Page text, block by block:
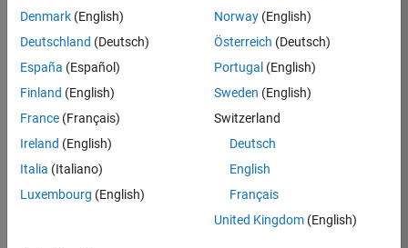
Poste:
36935-
Ingénierie
de
la
FR-
Denmark (English)
Deutschland (Deutsch)
España (Español)
Finland (English)
France (Français)
Ireland (English)
Italia (Italiano)
Luxembourg (English)
Norway(English)
Österreich (Deutsch)
Portugal (English)
Sweden (English)
Switzerland
Deutsch
English
Français
United Kingdom(English)